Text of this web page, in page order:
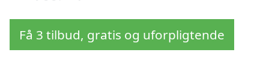
Få 3 tilbud, gratis og uforpligtende